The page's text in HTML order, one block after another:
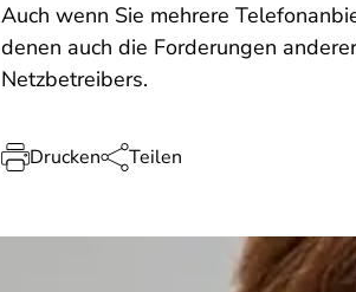
Auch wenn Sie mehrere
denen auch die Forderungen
Netzbetreibers.
Drucken Teilen